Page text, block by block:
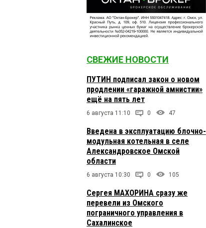
СВЕЖИЕ НОВОСТИ
ПУТИН подписал закон о новом
продлении «гаражной амнистии»
ещё на пять лет
6 августа 11:10 0 47
Введена в эксплуатацию блочно-
модульная котельная в селе
Александровское Омской
области
6 августа 10:30 0 105
Сергея МАХОРИНА сразу же
перевели из Омского
пограничного управления в
Сахалинское